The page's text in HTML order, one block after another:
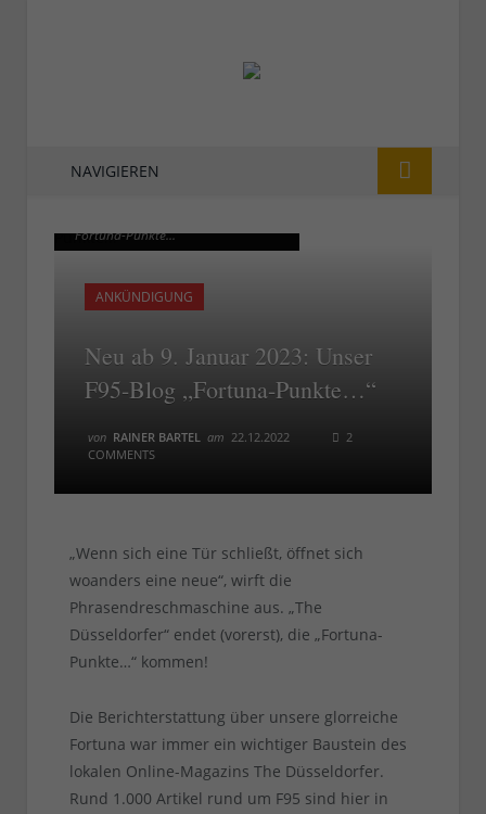
NAVIGIEREN
"Fortuna-Punkte..."
ANKÜNDIGUNG
Neu ab 9. Januar 2023: Unser
F95-Blog „Fortuna-Punkte…“
von RAINER BARTEL am 22.12.2022
2
COMMENTS
"Fortuna-Punkte..."
„Wenn sich eine Tür schließt, öffnet sich
woanders eine neue“, wirft die
Phrasendreschmaschine aus. „The
Düsseldorfer“ endet (vorerst), die „Fortuna-
Punkte…“ kommen!
Die Berichterstattung über unsere glorreiche
Fortuna war immer ein wichtiger Baustein des
lokalen Online-Magazins The Düsseldorfer.
Rund 1.000 Artikel rund um F95 sind hier in